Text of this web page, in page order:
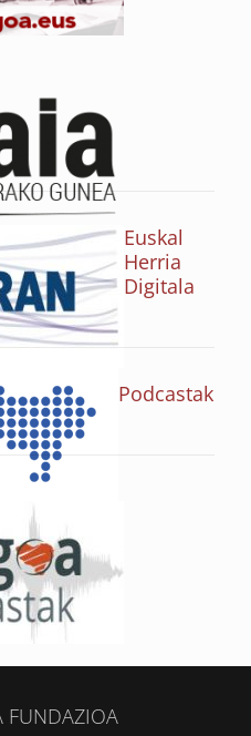
Euskal
Herria
Digitala
Podcastak
FUNDAZIOA